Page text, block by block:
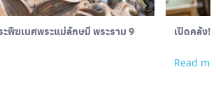
ะพิฆเนศพระแม่ลักษมี พระราม 9
เปิดคลัง!
Read